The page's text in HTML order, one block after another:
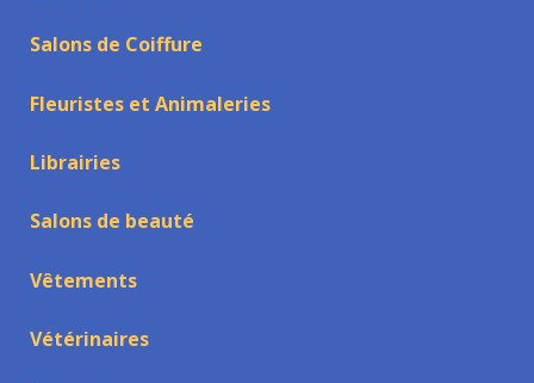
Salons de Coiffure
Fleuristes et Animaleries
Librairies
Salons de beauté
Vêtements
Vétérinaires